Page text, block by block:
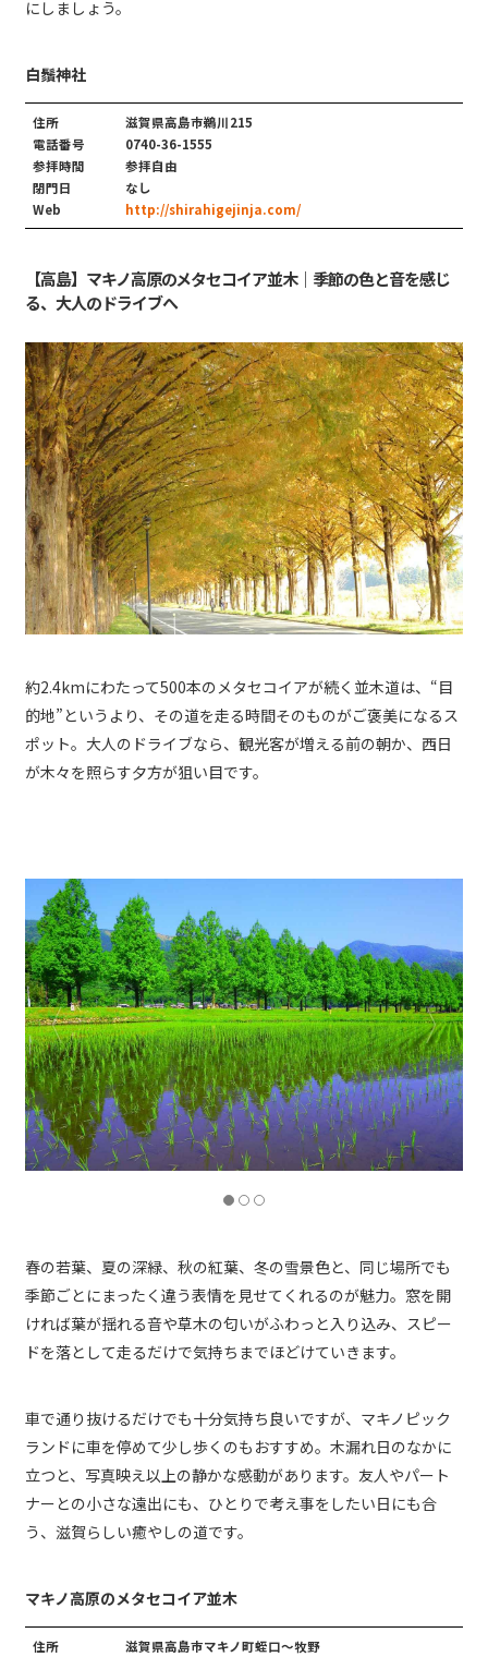
にしましょう。
白鬚神社
住所
滋賀県高島市鵜川215
電話番号
0740-36-1555
参拝時間
参拝自由
閉門日
なし
Web
http://shirahigejinja.com/
【高島】マキノ高原のメタセコイア並木｜季節の色と音を感じ
る、大人のドライブへ
約2.4kmにわたって500本のメタセコイアが続く並木道は、“目
的地”というより、その道を走る時間そのものがご褒美になるス
ポット。大人のドライブなら、観光客が増える前の朝か、西日
が木々を照らす夕方が狙い目です。
春の若葉、夏の深緑、秋の紅葉、冬の雪景色と、同じ場所でも
季節ごとにまったく違う表情を見せてくれるのが魅力。窓を開
ければ葉が揺れる音や草木の匂いがふわっと入り込み、スピー
ドを落として走るだけで気持ちまでほどけていきます。
車で通り抜けるだけでも十分気持ち良いですが、マキノピック
ランドに車を停めて少し歩くのもおすすめ。木漏れ日のなかに
立つと、写真映え以上の静かな感動があります。友人やパート
ナーとの小さな遠出にも、ひとりで考え事をしたい日にも合
う、滋賀らしい癒やしの道です。
マキノ高原のメタセコイア並木
住所
滋賀県高島市マキノ町蛭口～牧野